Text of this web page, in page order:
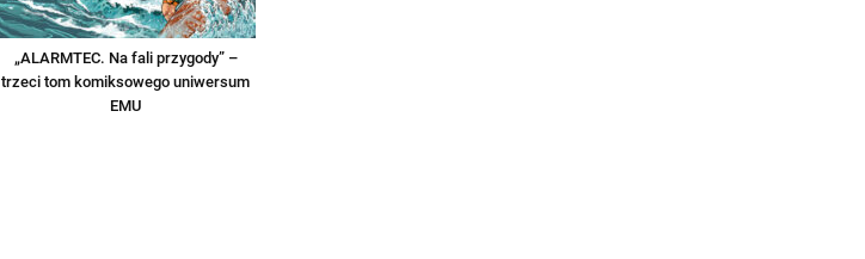
„ALARMTEC. Na fali przygody” –
trzeci tom komiksowego uniwersum
EMU